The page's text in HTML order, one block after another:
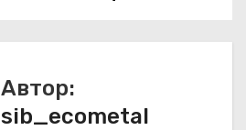
Автор:
sib_ecometal